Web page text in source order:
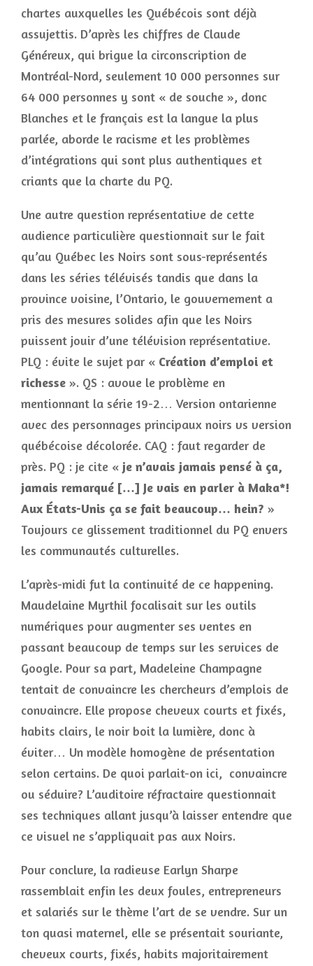
chartes auxquelles les Québécois sont déjà
assujettis. D’après les chiffres de Claude
Généreux, qui brigue la circonscription de
Montréal-Nord, seulement 10 000 personnes sur
64 000 personnes y sont « de souche », donc
Blanches et le français est la langue la plus
parlée, aborde le racisme et les problèmes
d’intégrations qui sont plus authentiques et
criants que la charte du PQ.
Une autre question représentative de cette
audience particulière questionnait sur le fait
qu’au Québec les Noirs sont sous-représentés
dans les séries télévisés tandis que dans la
province voisine, l’Ontario, le gouvernement a
pris des mesures solides afin que les Noirs
puissent jouir d’une télévision représentative.
PLQ : évite le sujet par « Création d’emploi et
richesse ». QS : avoue le problème en
mentionnant la série 19-2… Version ontarienne
avec des personnages principaux noirs vs version
québécoise décolorée. CAQ : faut regarder de
près. PQ : je cite « je n’avais jamais pensé à ça,
jamais remarqué […] Je vais en parler à Maka*!
Aux États-Unis ça se fait beaucoup… hein? »
Toujours ce glissement traditionnel du PQ envers
les communautés culturelles.
L’après-midi fut la continuité de ce happening.
Maudelaine Myrthil focalisait sur les outils
numériques pour augmenter ses ventes en
passant beaucoup de temps sur les services de
Google. Pour sa part, Madeleine Champagne
tentait de convaincre les chercheurs d’emplois de
convaincre. Elle propose cheveux courts et fixés,
habits clairs, le noir boit la lumière, donc à
éviter… Un modèle homogène de présentation
selon certains. De quoi parlait-on ici, convaincre
ou séduire? L’auditoire réfractaire questionnait
ses techniques allant jusqu’à laisser entendre que
ce visuel ne s’appliquait pas aux Noirs.
Pour conclure, la radieuse Earlyn Sharpe
rassemblait enfin les deux foules, entrepreneurs
et salariés sur le thème l’art de se vendre. Sur un
ton quasi maternel, elle se présentait souriante,
cheveux courts, fixés, habits majoritairement